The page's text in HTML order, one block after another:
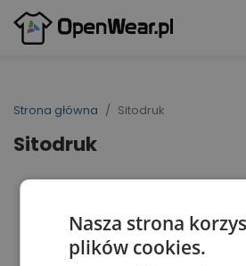
Strona główna Sitodruk
Sitodruk
Nasza strona
plików cookies.